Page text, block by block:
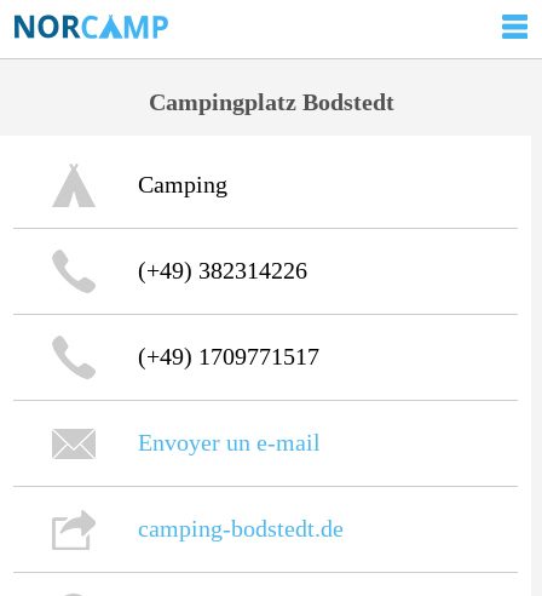
Campingplatz Bodstedt
Camping
(+49) 382314226
(+49) 1709771517
Envoyer un e-mail
camping-bodstedt.de